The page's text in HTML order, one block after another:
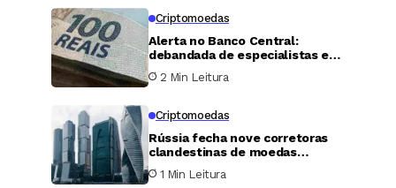
Criptomoedas
Alerta no Banco Central:
debandada de especialistas em
tecnologia preocupa o futuro
do Pix
2 Min Leitura
Criptomoedas
Rússia fecha nove corretoras
clandestinas de moedas
digitais e detém mais de 20
suspeitos em Moscou
1 Min Leitura